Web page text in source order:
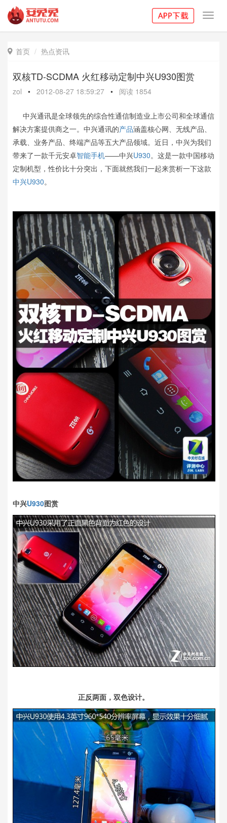
 首页 热点资讯
双核TD-SCDMA 火红移动定制中兴U930图赏
zol • 2012-08-27 18:59:27 • 阅读 1854
中兴通讯是全球领先的综合性通信制造业上市公司和全球通信
解决方案提供商之一。中兴通讯的产品涵盖核心网、无线产品、
承载、业务产品、终端产品等五大产品领域。近日，中兴为我们
带来了一款千元安卓智能手机——中兴U930。这是一款中国移动
定制机型，性价比十分突出，下面就然我们一起来赏析一下这款
中兴U930。
中兴U930图赏
正反两面，双色设计。